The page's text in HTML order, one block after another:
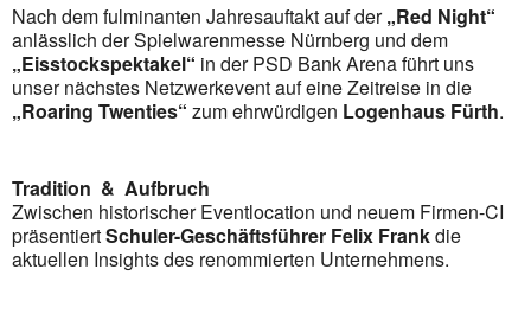
Nach dem fulminanten Jahresauftakt auf der„Red Night“
anlässlich der Spielwarenmesse Nürnberg und dem
„Eisstockspektakel“ in der PSD Bank Arena führt uns
unser nächstes Netzwerkevent auf eine Zeitreise in die
„Roaring Twenties“ zum ehrwürdigen Logenhaus Fürth.
Tradition & Aufbruch
Zwischen historischer Eventlocation und neuem Firmen-CI
präsentiertSchuler-Geschäftsführer Felix Frankdie
aktuellen Insights des renommierten Unternehmens.